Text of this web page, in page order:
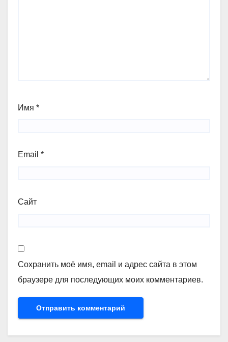
Имя *
Email *
Сайт
Сохранить моё имя, email и адрес сайта в этом
браузере для последующих моих комментариев.